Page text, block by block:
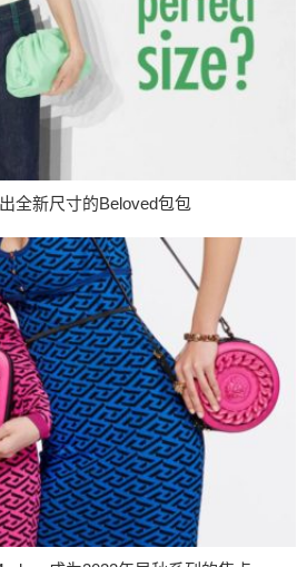
全新尺寸的Beloved包包